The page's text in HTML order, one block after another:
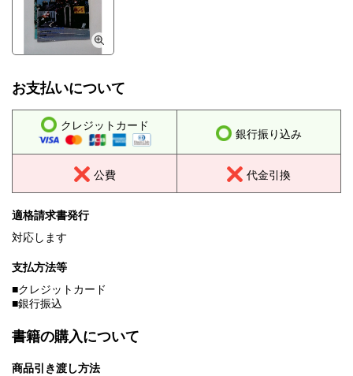
お支払いについて
クレジットカード
銀行振り込み
公費 代金引換
適格請求書発行
対応します
支払方法等
■クレジットカード
■銀行振込
書籍の購入について
商品引き渡し方法